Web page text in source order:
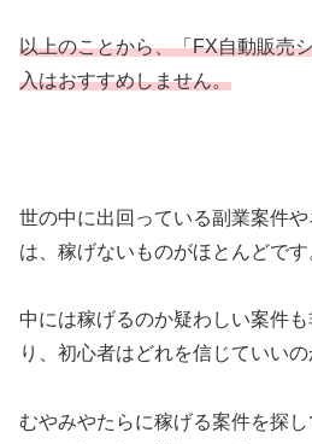
以上のことから、「FX自動販売
入はおすすめしません。
世の中に出回っている副業案件
は、稼げないものがほとんどです
中には稼げるのか疑わしい案件
り、初心者はどれを信じていいの
むやみやたらに稼げる案件を探